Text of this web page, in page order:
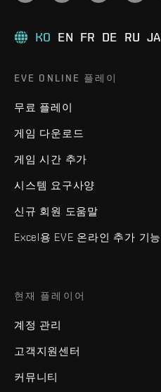
KO EN FR DE RU JA
EVE ONLINE 플레이
무료 플레이
게임 다운로드
게임 시간 추가
시스템 요구사양
신규 회원 도움말
Excel용 EVE 온라인 추가 기능
현재 플레이어
계정 관리
고객지원센터
커뮤니티